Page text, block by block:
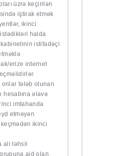
üzrə keçirilən
iştirak etmək
ikinci
halda
istifadəçi
erize internet
onlar tələb olunan
əlavə
imtahanda
etməyən
ikinci
ali təhsil
aid olan